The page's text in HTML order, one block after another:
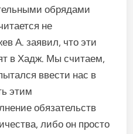
обрядами
не
А. заявил, что эти
в Хадж. Мы считаем,
ввести нас в
этим
обязательств
либо он просто